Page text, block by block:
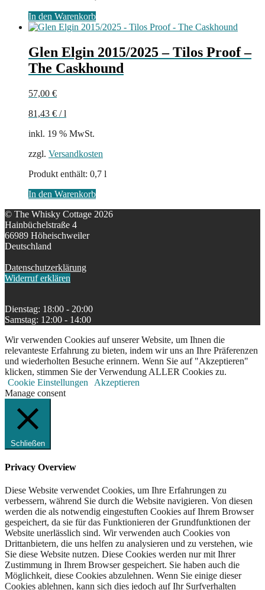
In den Warenkorb
Glen Elgin 2015/2025 – Tilos Proof –
The Caskhound
57,00 €
81,43 € /l
inkl. 19 % MwSt.
zzgl. Versandkosten
Produkt enthält: 0,7 l
In den Warenkorb
© The Whisky Cottage 2026
Hainbüchelstraße 4
66989 Höheischweiler
Deutschland
Datenschutzerklärung
Widerruf erklären
Dienstag: 18:00 - 20:00
Samstag: 12:00 - 14:00
Wir verwenden Cookies auf unserer Website, um Ihnen die
relevanteste Erfahrung zu bieten, indem wir uns an Ihre Präferenzen
und wiederholten Besuche erinnern. Wenn Sie auf "Akzeptieren"
klicken, stimmen Sie der Verwendung ALLER Cookies zu.
Cookie Einstellungen
Akzeptieren
Manage consent
Schließen
Privacy Overview
Diese Website verwendet Cookies, um Ihre Erfahrungen zu
verbessern, während Sie durch die Website navigieren. Von diesen
werden die als notwendig eingestuften Cookies auf Ihrem Browser
gespeichert, da sie für das Funktionieren der Grundfunktionen der
Website unerlässlich sind. Wir verwenden auch Cookies von
Drittanbietern, die uns helfen zu analysieren und zu verstehen, wie
Sie diese Website nutzen. Diese Cookies werden nur mit Ihrer
Zustimmung in Ihrem Browser gespeichert. Sie haben auch die
Möglichkeit, diese Cookies abzulehnen. Wenn Sie einige dieser
Cookies ablehnen, kann sich dies jedoch auf Ihr Surfverhalten